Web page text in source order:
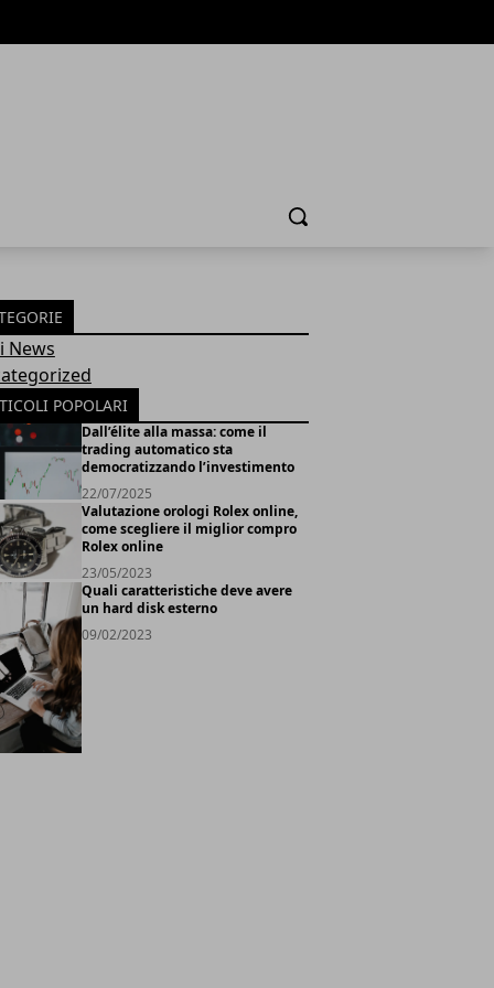
Cerca
News
POPOLARI
Dall’élite alla massa: come il
trading automatico sta
democratizzando l’investimento
22/07/2025
Valutazione orologi Rolex online,
come scegliere il miglior compro
Rolex online
23/05/2023
Quali caratteristiche deve avere
un hard disk esterno
09/02/2023